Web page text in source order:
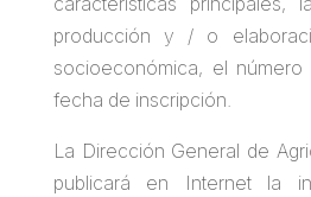
producción y / o
socioeconómica, el
fecha de inscripción.
La Dirección General de
publicará en Internet la